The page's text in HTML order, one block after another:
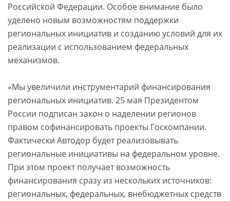
Российской Федерации. Особое внимание было
уделено новым возможностям поддержки
региональных инициатив и созданию условий для их
реализации с использованием федеральных
механизмов.
«Мы увеличили инструментарий финансирования
региональных инициатив. 25 мая Президентом
России подписан закон о наделении регионов
правом софинансировать проекты Госкомпании.
Фактически Автодор будет реализовывать
региональные инициативы на федеральном уровне.
При этом проект получает возможность
финансирования сразу из нескольких источников:
региональных, федеральных, внебюджетных средств